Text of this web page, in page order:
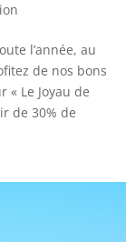
l’année, au
de nos bons
Le Joyau de
de 30% de